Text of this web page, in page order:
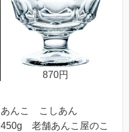
870円
あんこ こしあん
450g 老舗あんこ屋のこ